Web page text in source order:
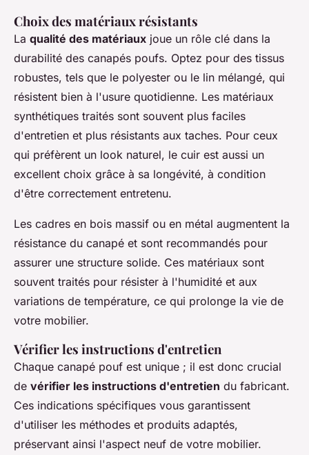
Choix des matériaux résistants
La qualité des matériaux joue un rôle clé dans la
durabilité des canapés poufs. Optez pour des tissus
robustes, tels que le polyester ou le lin mélangé, qui
résistent bien à l'usure quotidienne. Les matériaux
synthétiques traités sont souvent plus faciles
d'entretien et plus résistants aux taches. Pour ceux
qui préfèrent un look naturel, le cuir est aussi un
excellent choix grâce à sa longévité, à condition
d'être correctement entretenu.
Les cadres en bois massif ou en métal augmentent la
résistance du canapé et sont recommandés pour
assurer une structure solide. Ces matériaux sont
souvent traités pour résister à l'humidité et aux
variations de température, ce qui prolonge la vie de
votre mobilier.
Vérifier les instructions d'entretien
Chaque canapé pouf est unique ; il est donc crucial
de vérifier les instructions d'entretien du fabricant.
Ces indications spécifiques vous garantissent
d'utiliser les méthodes et produits adaptés,
préservant ainsi l'aspect neuf de votre mobilier.